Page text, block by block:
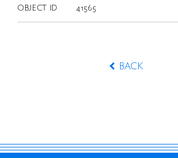
OBJECT ID 41565
BACK